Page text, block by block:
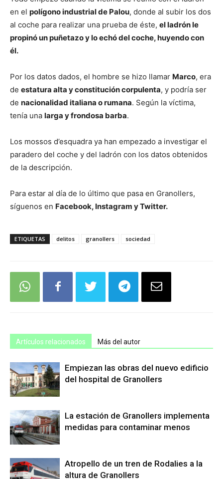
en el polígono industrial de Palou, donde al subir los dos
al coche para realizar una prueba de éste, el ladrón le
propinó un puñetazo y lo echó del coche, huyendo con
él.
Por los datos dados, el hombre se hizo llamar Marco, era
de estatura alta y constitución corpulenta, y podría ser
de nacionalidad italiana o rumana. Según la víctima,
tenía una larga y frondosa barba.
Los mossos d’esquadra ya han empezado a investigar el
paradero del coche y del ladrón con los datos obtenidos
de la descripción.
Para estar al día de lo último que pasa en Granollers,
síguenos en Facebook, Instagram y Twitter.
ETIQUETAS delitos granollers sociedad
Artículos relacionados Más del autor
Empiezan las obras del nuevo edificio
del hospital de Granollers
La estación de Granollers implementa
medidas para contaminar menos
Atropello de un tren de Rodalies a la
altura de Granollers